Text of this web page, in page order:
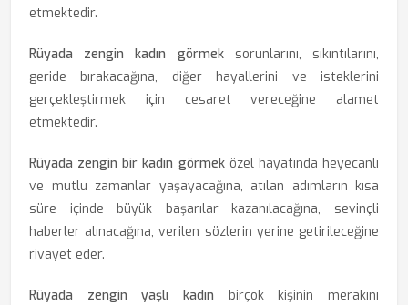
etmektedir.
Rüyada zengin kadın görmeksorunlarını, sıkıntılarını,
geride bırakacağına, diğer hayallerini ve isteklerini
gerçekleştirmek için cesaret vereceğine alamet
etmektedir.
Rüyada zengin bir kadın görmeközel hayatında heyecanlı
ve mutlu zamanlar yaşayacağına, atılan adımların kısa
süre içinde büyük başarılar kazanılacağına, sevinçli
haberler alınacağına, verilen sözlerin yerine getirileceğine
rivayet eder.
Rüyada zengin yaşlı kadın birçok kişinin merakını